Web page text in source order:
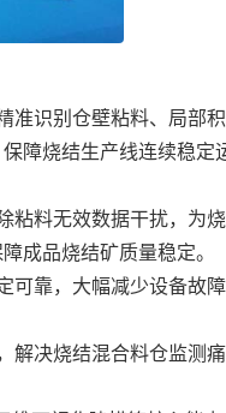
识别仓壁粘料、局部
障烧结生产线连续稳定
料无效数据干扰，为
成品烧结矿质量稳定。
靠，大幅减少设备故
决烧结混合料仓监测痛